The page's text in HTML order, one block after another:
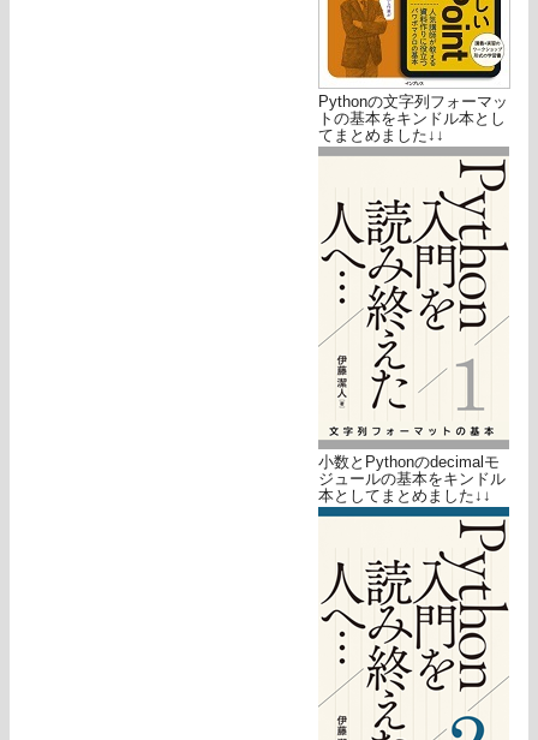
Pythonの文字列フォーマッ
トの基本をキンドル本とし
てまとめました↓↓
小数とPythonのdecimalモ
ジュールの基本をキンドル
本としてまとめました↓↓